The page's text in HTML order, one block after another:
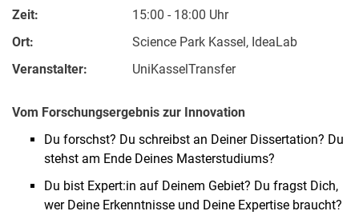
Zeit:
15:00 - 18:00 Uhr
Ort:
Science Park Kassel, IdeaLab
Veranstalter:
UniKasselTransfer
Vom Forschungsergebnis zur Innovation
Du forschst? Du schreibst an Deiner Dissertation? Du
stehst am Ende Deines Masterstudiums?
Du bist Expert:in auf Deinem Gebiet? Du fragst Dich,
wer Deine Erkenntnisse und Deine Expertise braucht?